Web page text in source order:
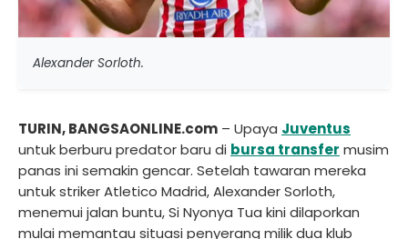
Alexander Sorloth.
TURIN, BANGSAONLINE.com – Upaya Juventus
untuk berburu predator baru di bursa transfer musim
panas ini semakin gencar. Setelah tawaran mereka
untuk striker Atletico Madrid, Alexander Sorloth,
menemui jalan buntu, Si Nyonya Tua kini dilaporkan
mulai memantau situasi penyerang milik dua klub